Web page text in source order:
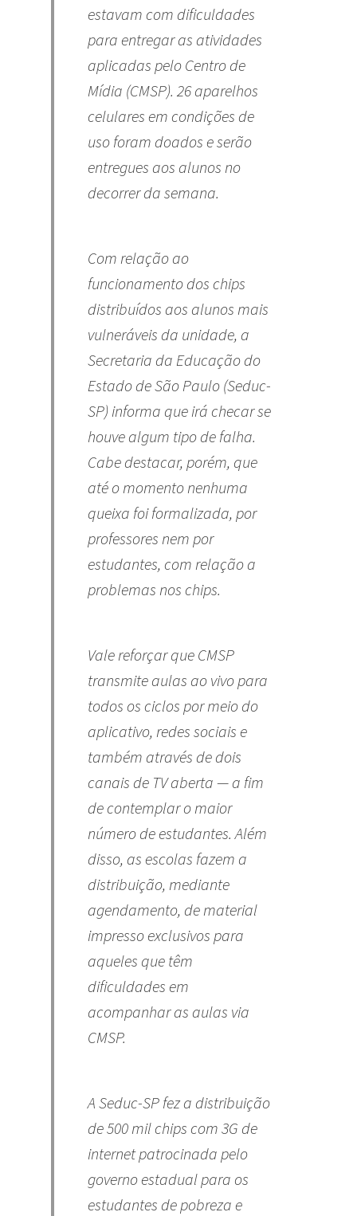
estavam com dificuldades
para entregar as atividades
aplicadas pelo Centro de
Mídia (CMSP). 26 aparelhos
celulares em condições de
uso foram doados e serão
entregues aos alunos no
decorrer da semana.
Com relação ao
funcionamento dos chips
distribuídos aos alunos mais
vulneráveis da unidade, a
Secretaria da Educação do
Estado de São Paulo (Seduc-
SP) informa que irá checar se
houve algum tipo de falha.
Cabe destacar, porém, que
até o momento nenhuma
queixa foi formalizada, por
professores nem por
estudantes, com relação a
problemas nos chips.
Vale reforçar que CMSP
transmite aulas ao vivo para
todos os ciclos por meio do
aplicativo, redes sociais e
também através de dois
canais de TV aberta — a fim
de contemplar o maior
número de estudantes. Além
disso, as escolas fazem a
distribuição, mediante
agendamento, de material
impresso exclusivos para
aqueles que têm
dificuldades em
acompanhar as aulas via
CMSP.
A Seduc-SP fez a distribuição
de 500 mil chips com 3G de
internet patrocinada pelo
governo estadual para os
estudantes de pobreza e